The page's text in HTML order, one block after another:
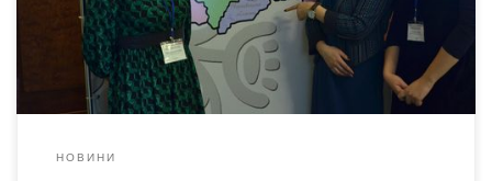
здоров’я» та Благодійним Фондом «Розвиток України» – були
відзначені і матеріали буковинських журналістів. […]
НОВИНИ